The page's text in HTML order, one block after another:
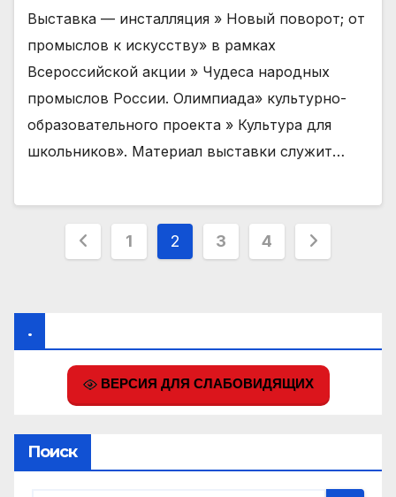
Выставка — инсталляция » Новый поворот; от
промыслов к искусству» в рамках
Всероссийской акции » Чудеса народных
промыслов России. Олимпиада» культурно-
образовательного проекта » Культура для
школьников». Материал выставки служит…
Пагинация
1 2 3 4
.
ВЕРСИЯ ДЛЯ СЛАБОВИДЯЩИХ
Поиск